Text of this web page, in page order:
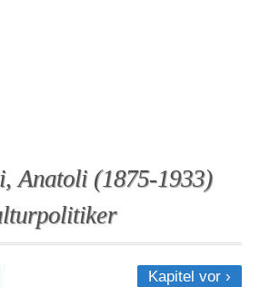
Anatoli (1875-1933)
Kapitel vor ›